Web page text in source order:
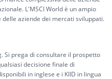
L'MSCI World è un ampio
aziende dei mercati sviluppati.
Si prega di consultare il prospetto
decisione finale di
in inglese e i KIID in lingua